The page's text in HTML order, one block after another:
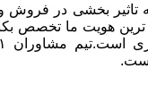
پایه تاثیر بخشی در
هویت ما تخصص